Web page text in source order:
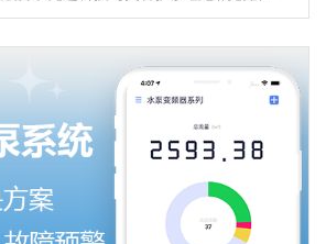
智能面膜解决方案
融合了先进科技与美容护肤理念的创新举
术，系统能够精准分析肌肤状况，如水